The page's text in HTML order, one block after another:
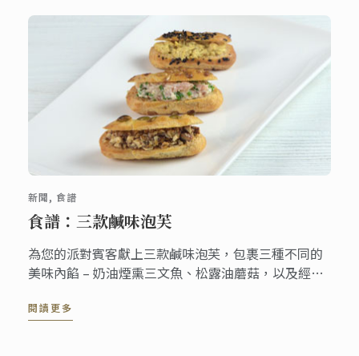
新聞, 食譜
食譜：三款鹹味泡芙
為您的派對賓客獻上三款鹹味泡芙，包裹三種不同的
美味內餡 – 奶油煙熏三文魚、松露油蘑菇，以及經典
閱讀更多